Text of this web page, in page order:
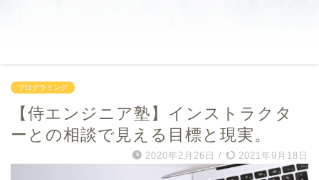
プログラミング
【侍エンジニア塾】インストラクタ
ーとの相談で見える目標と現実。
2020年2月26日 / 2021年9月18日